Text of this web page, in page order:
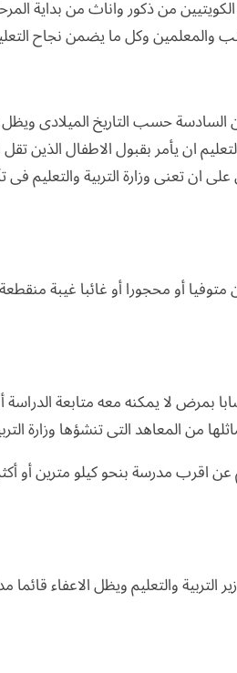
من ذكور واناث من بداية
والمعلمين وكل ما يضمن نجاح
حسب التاريخ الميلادى ويظل
والتعليم ان يأمر بقبول الاطفال
على ان تعنى وزارة التربية والتعليم
متوفيا أو محجورا أو غائبا غيبة
بمرض لا يمكنه معه متابعة
من المعاهد التى تنشؤها وزارة
مدرسة بنحو كيلو مترين أو أكثر
التربية والتعليم ويظل الاعفاء